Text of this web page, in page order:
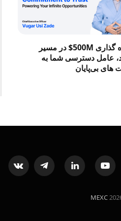
سپرده گذاری 500M$ در مسیر
عامل دسترسی شما به
بی‌پایان
YouTube
LinkedIn
Telegram
MEXC